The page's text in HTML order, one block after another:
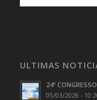
ULTIMAS
24º
05/03/2026 -